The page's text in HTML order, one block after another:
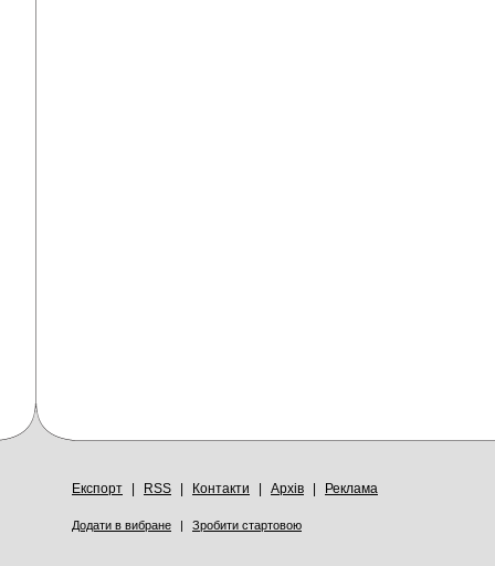
Експорт RSS Контакти Архів Реклама
Додати в вибране | Зробити стартовою